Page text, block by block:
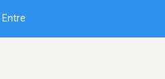
Entre